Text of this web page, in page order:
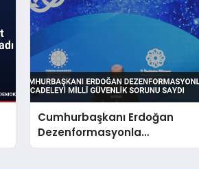
Cumhurbaşkanı Erdoğan
Dezenformasyonla
Mücadeleyi Millî Güvenlik